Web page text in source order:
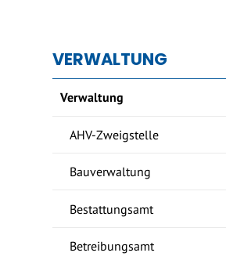
VERWALTUNG
Verwaltung
AHV-Zweigstelle
Bauverwaltung
Bestattungsamt
Betreibungsamt